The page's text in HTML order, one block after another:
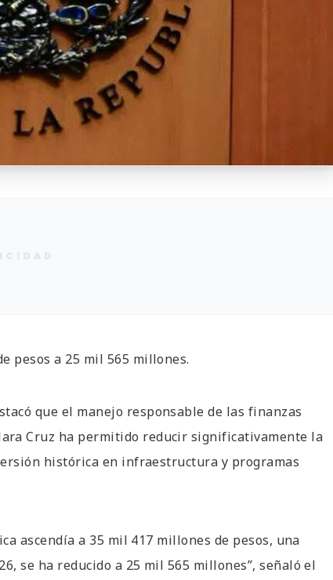
pesos a 25 mil 565 millones.
que el manejo responsable de las finanzas
Cruz ha permitido reducir significativamente la
histórica en infraestructura y programas
ascendía a 35 mil 417 millones de pesos, una
se ha reducido a 25 mil 565 millones”, señaló el